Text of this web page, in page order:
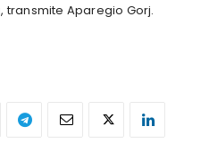
Aparegio Gorj.